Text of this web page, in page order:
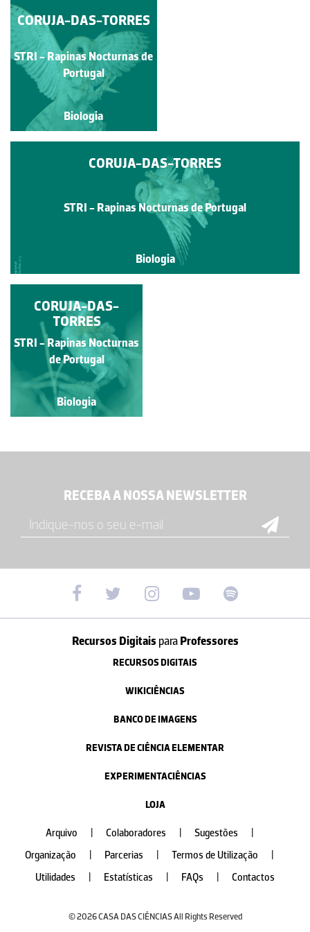
CORUJA-DAS-
TORRES
STRI - Rapinas Nocturnas
de Portugal
Biologia
CORUJA-DAS-TORRES
STRI - Rapinas Nocturnas de Portugal
Biologia
CORUJA-DAS-TORRES
STRI - Rapinas Nocturnas de
Portugal
Biologia
CORUJA-DAS-
TORRES
STRI - Rapinas Nocturnas
de Portugal
Biologia
RECEBA A NOSSA NEWSLETTER
Recursos Digitais paraProfessores
RECURSOS DIGITAIS
WIKICIÊNCIAS
BANCO DE IMAGENS
REVISTA DE CIÊNCIA ELEMENTAR
EXPERIMENTACIÊNCIAS
LOJA
Arquivo Colaboradores Sugestões
Organização
Parcerias Termos de Utilização
Utilidades
Estatísticas FAQs Contactos
© 2026 CASA DAS CIÊNCIAS All Rights Reserved